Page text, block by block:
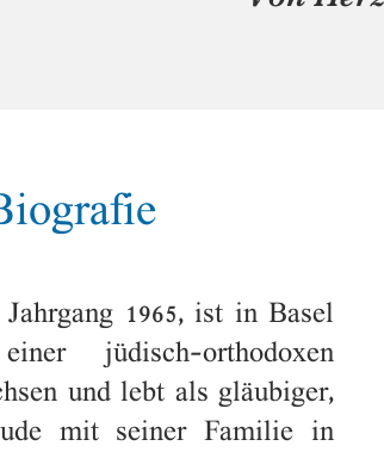
1965, ist in Basel
jüdisch-orthodoxen
und lebt als gläubiger,
mit seiner Familie in